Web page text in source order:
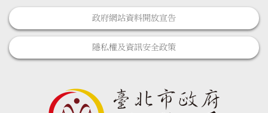
政府網站資料開放宣告
隱私權及資訊安全政策